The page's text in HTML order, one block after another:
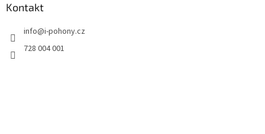
Kontakt
info@i-pohony.cz
728 004 001